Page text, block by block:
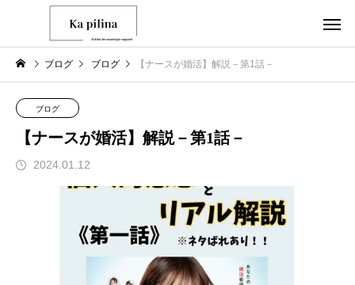
ブログ ブログ 【ナースが婚活】解説－第1話－
ブログ
【ナースが婚活】解説－第1話－
2024.01.12